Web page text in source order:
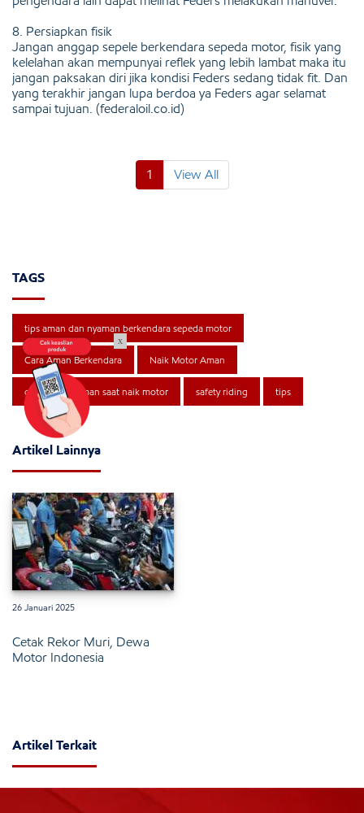
8. Persiapkan fisik
Jangan anggap sepele berkendara sepeda motor, fisik yang
kelelahan akan mempunyai reflek yang lebih lambat maka itu
jangan paksakan diri jika kondisi Feders sedang tidak fit. Dan
yang terakhir jangan lupa berdoa ya Feders agar selamat
sampai tujuan. (federaloil.co.id)
1 View All
TAGS
tips aman dan nyaman berkendara sepeda motor
Cara Aman Berkendara Naik Motor Aman
cara supaya aman saat naik motor safety riding tips
Artikel Lainnya
26 Januari 2025
Cetak Rekor Muri, Dewa
Motor Indonesia
Artikel Terkait
x